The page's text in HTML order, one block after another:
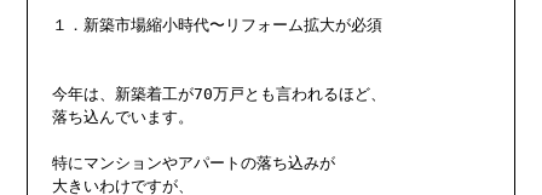
１．新築市場縮小時代〜リフォーム拡大が必須
今年は、新築着工が70万戸とも言われるほど、
落ち込んでいます。
特にマンションやアパートの落ち込みが
大きいわけですが、